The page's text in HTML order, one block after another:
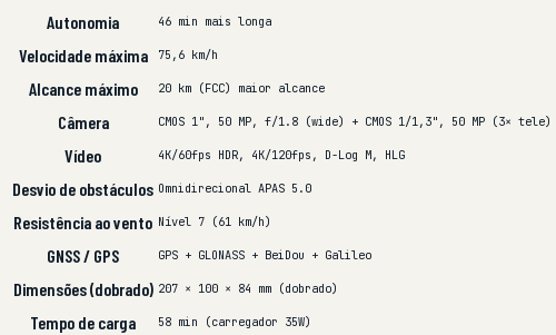
Autonomia 46 min mais longa
Velocidade máxima 75,6 km/h
Alcance máximo 20 km (FCC) maior alcance
Câmera CMOS 1", 50 MP, f/1.8 (wide) + CMOS 1/1,3", 50 MP (3× tele)
Vídeo 4K/60fps HDR, 4K/120fps, D-Log M, HLG
Desvio de obstáculos Omnidirecional APAS 5.0
Resistência ao vento Nível 7 (61 km/h)
GNSS / GPS GPS + GLONASS + BeiDou + Galileo
Dimensões (dobrado) 207 × 100 × 84 mm (dobrado)
Tempo de carga 58 min (carregador 35W)